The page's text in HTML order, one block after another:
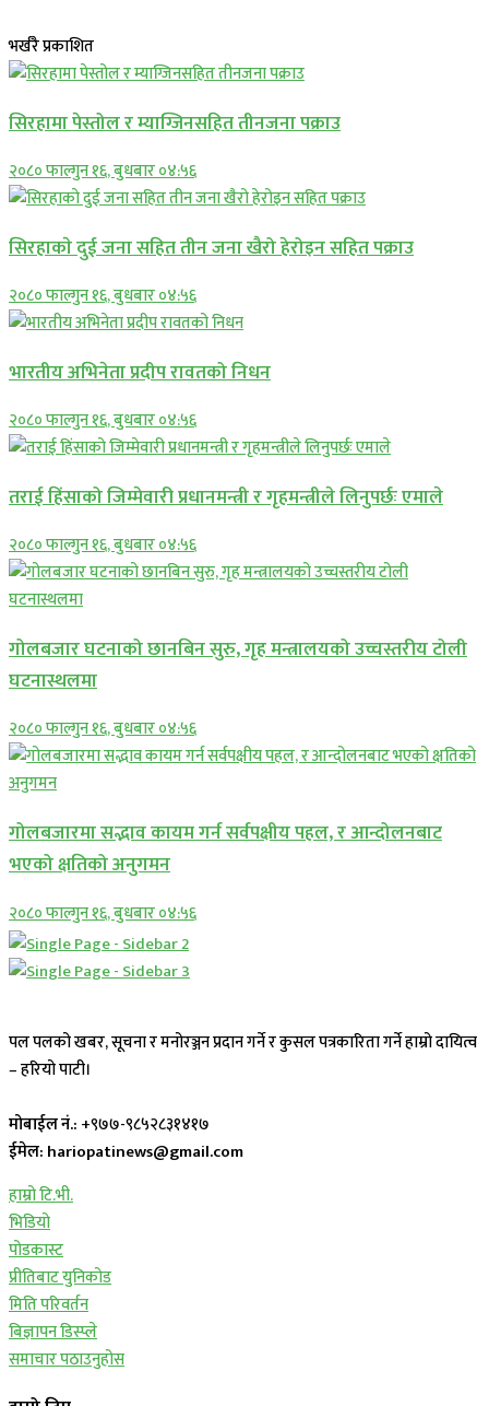
भर्खरै प्रकाशित
सिरहामा पेस्तोल र म्याग्जिनसहित तीनजना पक्राउ
२०८० फाल्गुन १६, बुधबार ०४:५६
सिरहाकाे दुई जना सहित तीन जना खैरो हेरोइन सहित पक्राउ
२०८० फाल्गुन १६, बुधबार ०४:५६
भारतीय अभिनेता प्रदीप रावतको निधन
२०८० फाल्गुन १६, बुधबार ०४:५६
तराई हिंसाको जिम्मेवारी प्रधानमन्त्री र गृहमन्त्रीले लिनुपर्छः एमाले
२०८० फाल्गुन १६, बुधबार ०४:५६
गोलबजार घटनाको छानबिन सुरु, गृह मन्त्रालयको उच्चस्तरीय टोली
घटनास्थलमा
२०८० फाल्गुन १६, बुधबार ०४:५६
गोलबजारमा सद्भाव कायम गर्न सर्वपक्षीय पहल, र आन्दोलनबाट
भएको क्षतिको अनुगमन
२०८० फाल्गुन १६, बुधबार ०४:५६
पल पलको खबर, सूचना र मनोरञ्जन प्रदान गर्ने र कुसल पत्रकारिता गर्ने हाम्रो दायित्व
– हरियो पाटी।
मोबाईल नं.: +९७७-९८५२८३१४१७
ईमेल: hariopatinews@gmail.com
हाम्रो टि.भी.
भिडियो
पोडकास्ट
प्रीतिबाट युनिकोड
मिति परिवर्तन
बिज्ञापन डिस्प्ले
समाचार पठाउनुहोस